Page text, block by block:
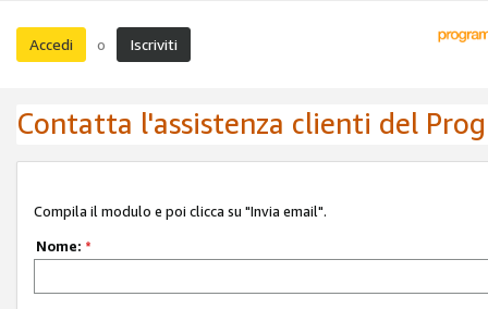
Accedi o Iscriviti
Contatta l'assistenza clienti del
Compila il modulo e poi clicca su "Invia email".
Nome: *